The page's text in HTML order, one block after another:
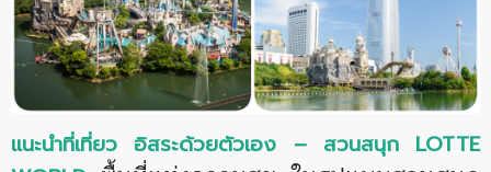
แนะนำที่เที่ยว อิสระด้วยตัวเอง – สวนสนุก LOTTE